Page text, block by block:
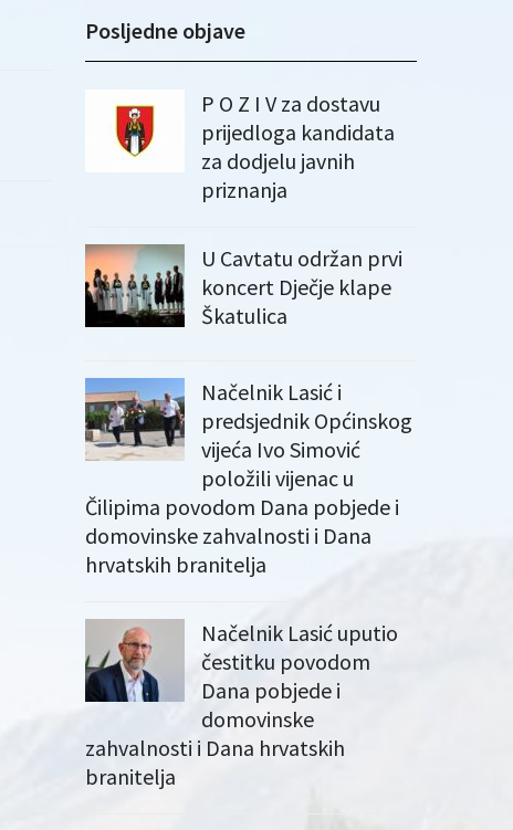
Posljedne objave
P O Z I V za dostavu
prijedloga kandidata
za dodjelu javnih
priznanja
U Cavtatu održan prvi
koncert Dječje klape
Škatulica
Načelnik Lasić i
predsjednik Općinskog
vijeća Ivo Simović
položili vijenac u
Čilipima povodom Dana pobjede i
domovinske zahvalnosti i Dana
hrvatskih branitelja
Načelnik Lasić uputio
čestitku povodom
Dana pobjede i
domovinske
zahvalnosti i Dana hrvatskih
branitelja